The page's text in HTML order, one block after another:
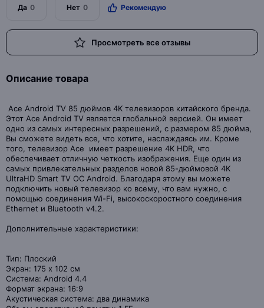
Да 0 Нет 0 Рекомендую
Просмотреть все отзывы
Описание товара
Ace Android TV 85 дюймов 4K телевизоров китайского бренда.
Этот Ace Android TV является глобальной версией. Он имеет
одно из самых интересных разрешений, с размером 85 дюйма,
Вы сможете видеть все, что хотите, наслаждаясь им. Кроме
того, телевизор Ace имеет разрешение 4K HDR, что
обеспечивает отличную четкость изображения. Еще один из
самых привлекательных разделов новой 85-дюймовой 4K
UltraHD Smart TV ОС Android. Благодаря этому вы можете
подключить новый телевизор ко всему, что вам нужно, с
помощью соединения Wi-Fi, высокоскоростного соединения
Ethernet и Bluetooth v4.2.
Дополнительные характеристики:
Тип: Плоский
Экран: 175 x 102 см
Система: Android 4.4
Формат экрана: 16:9
Акустическая система: два динамика